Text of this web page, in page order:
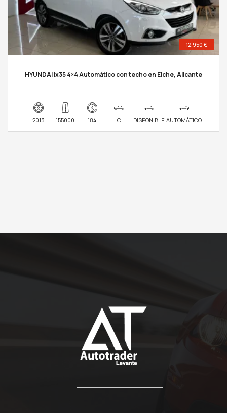
12.950 €
HYUNDAI ix35 4×4 Automático con techo en Elche, Alicante
2013 155000 184 C DISPONIBLE AUTOMÁTICO